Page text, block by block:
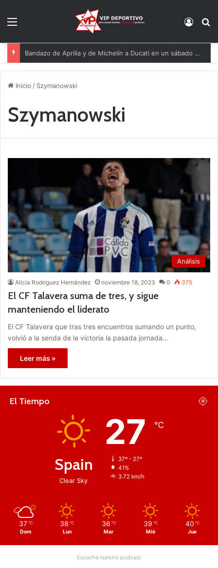
Bandazo de Aprilia y de Michelín a Ducati en un sábado perfecto para Jorge Martín
Inicio / Szymanowski
Szymanowski
Análisis
Alicia Rodríguez Hernández noviembre 18, 2023 0 375
El CF Talavera suma de tres, y sigue
manteniendo el liderato
El CF Talavera que tras tres encuentros sumando un punto,
volvió a la senda de la victoria la pasada jornada…
Leer más »
El Tiempo
Spain
Clear Sky
27 ℃
37º - 27º
41%
3.72 km/h
37 ℃
Dom
38 ℃
Lun
36 ℃
Mar
39 ℃
Mié
40 ℃
Jue
Escucha nuestro podcast